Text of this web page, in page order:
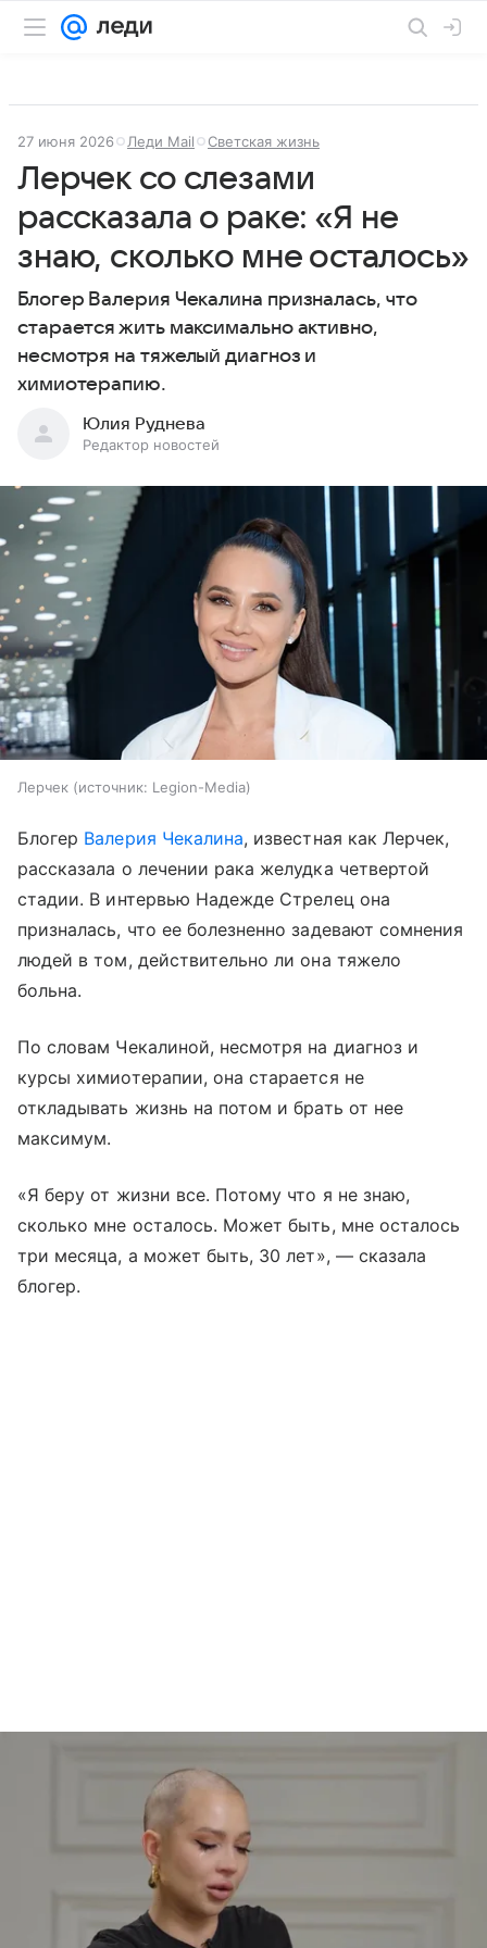
27 июня 2026 Леди Mail Светская жизнь
Лерчек со слезами
рассказала о раке: «Я не
знаю, сколько мне осталось»
Блогер Валерия Чекалина призналась, что
старается жить максимально активно,
несмотря на тяжелый диагноз и
химиотерапию.
Юлия Руднева
Редактор новостей
Лерчек источник: Legion-Media
Блогер Валерия Чекалина, известная как Лерчек,
рассказала о лечении рака желудка четвертой
стадии. В интервью Надежде Стрелец она
призналась, что ее болезненно задевают сомнения
людей в том, действительно ли она тяжело
больна.
По словам Чекалиной, несмотря на диагноз и
курсы химиотерапии, она старается не
откладывать жизнь на потом и брать от нее
максимум.
«Я беру от жизни все. Потому что я не знаю,
сколько мне осталось. Может быть, мне осталось
три месяца, а может быть, 30 лет», — сказала
блогер.